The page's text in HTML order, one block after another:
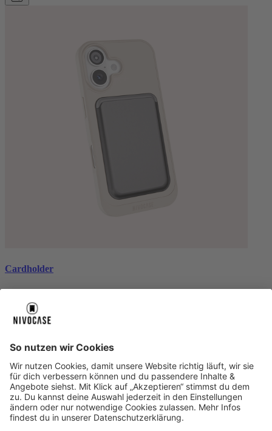
Cardholder
black
CHF 26.99
Über uns Über uns
About NIVOCASE NIVOCASE Test Lab Schreib uns
Sicher bezahlen
Sicher bezahlen